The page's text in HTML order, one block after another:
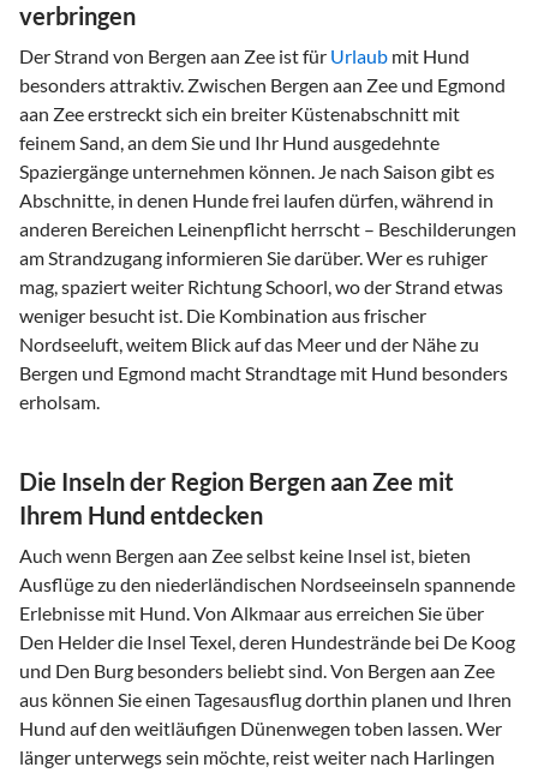
verbringen
Der Strand von Bergen aan Zee ist für Urlaub mit Hund
besonders attraktiv. Zwischen Bergen aan Zee und Egmond
aan Zee erstreckt sich ein breiter Küstenabschnitt mit
feinem Sand, an dem Sie und Ihr Hund ausgedehnte
Spaziergänge unternehmen können. Je nach Saison gibt es
Abschnitte, in denen Hunde frei laufen dürfen, während in
anderen Bereichen Leinenpflicht herrscht – Beschilderungen
am Strandzugang informieren Sie darüber. Wer es ruhiger
mag, spaziert weiter Richtung Schoorl, wo der Strand etwas
weniger besucht ist. Die Kombination aus frischer
Nordseeluft, weitem Blick auf das Meer und der Nähe zu
Bergen und Egmond macht Strandtage mit Hund besonders
erholsam.
Die Inseln der Region Bergen aan Zee mit
Ihrem Hund entdecken
Auch wenn Bergen aan Zee selbst keine Insel ist, bieten
Ausflüge zu den niederländischen Nordseeinseln spannende
Erlebnisse mit Hund. Von Alkmaar aus erreichen Sie über
Den Helder die Insel Texel, deren Hundestrände bei De Koog
und Den Burg besonders beliebt sind. Von Bergen aan Zee
aus können Sie einen Tagesausflug dorthin planen und Ihren
Hund auf den weitläufigen Dünenwegen toben lassen. Wer
länger unterwegs sein möchte, reist weiter nach Harlingen